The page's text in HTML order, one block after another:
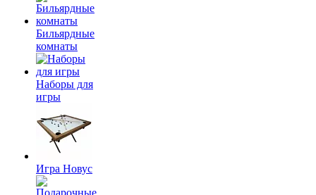
Бильярдные
комнаты
Наборы для
игры
Игра Новус